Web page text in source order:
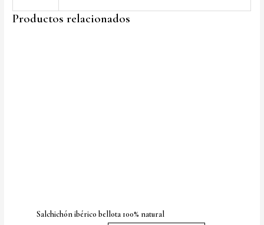
Productos relacionados
Salchichón ibérico bellota 100% natural